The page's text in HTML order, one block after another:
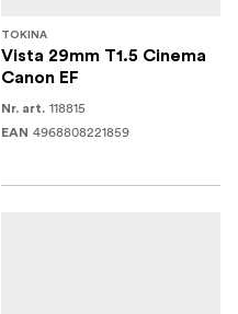
TOKINA
Vista 29mm T1.5 Cinema
Canon EF
Nr. art. 118815
EAN 4968808221859